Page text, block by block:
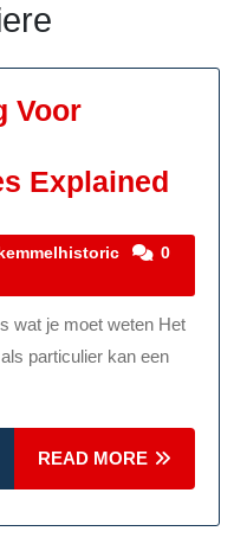
Voor
Explained
Voor
0
particulier kan een
READ MORE
MORE